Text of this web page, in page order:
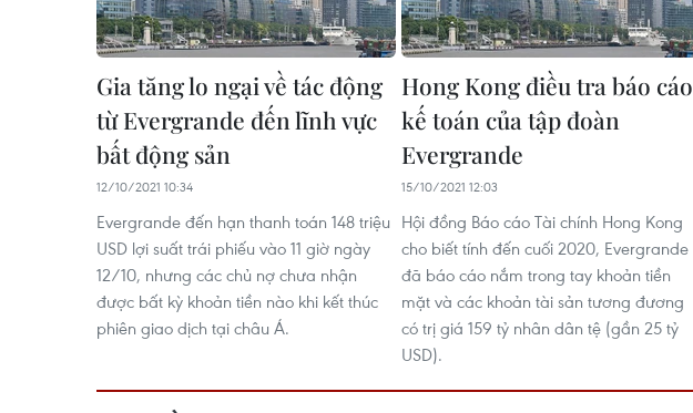
Gia tăng lo ngại về tác động
từ Evergrande đến lĩnh vực
bất động sản
12/10/2021 10:34
Evergrande đến hạn thanh toán 148 triệu
USD lợi suất trái phiếu vào 11 giờ ngày
12/10, nhưng các chủ nợ chưa nhận
được bất kỳ khoản tiền nào khi kết thúc
phiên giao dịch tại châu Á.
Hong Kong điều tra báo cáo
kế toán của tập đoàn
Evergrande
15/10/2021 12:03
Hội đồng Báo cáo Tài chính Hong Kong
cho biết tính đến cuối 2020, Evergrande
đã báo cáo nắm trong tay khoản tiền
mặt và các khoản tài sản tương đương
có trị giá 159 tỷ nhân dân tệ (gần 25 tỷ
USD).